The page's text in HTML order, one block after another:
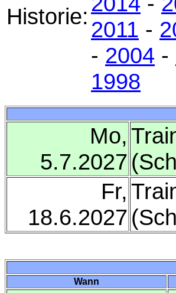
Historie:
2011 -
- 2004 -
1998
Mo,
5.7.2027
Fr,
18.6.2027
Wann